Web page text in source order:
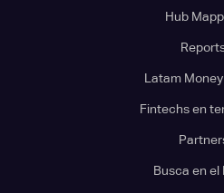
Hub
Latam
Fintechs en
Busca en el